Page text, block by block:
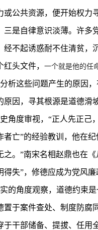
或公共资源，便开始权
三是自律意识淡薄。 许多
经不起诱惑耐不住清贫，
红头文件， 一个就是他的任
析这些问题产生的原因
原因，寻其根源是道德
角度审视，“正人先正己
者亡”的经验教训，他在
之。”南宋名相赵鼎也在
得失”，修德应成为党风
的角度观察，道德约束
置于案件查处、制度防腐
于干部储备、提拔、任用